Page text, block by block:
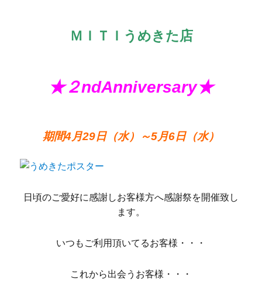
ＭＩＴＩうめきた店
★２ndAnniversary★
期間4月29日（水）～5月6日（水）
日頃のご愛好に感謝しお客様方へ感謝祭を開催致し
ます。
いつもご利用頂いてるお客様・・・
これから出会うお客様・・・